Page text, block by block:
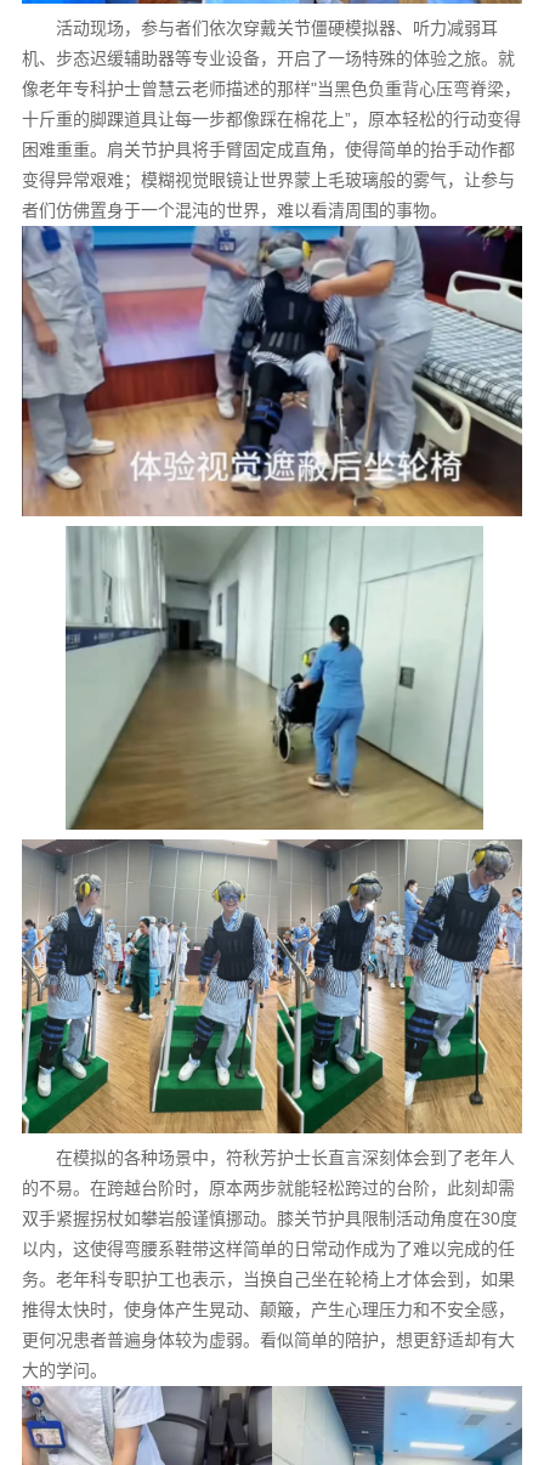
活动现场，参与者们依次穿戴关节僵硬模拟器、听力减弱耳
机、步态迟缓辅助器等专业设备，开启了一场特殊的体验之旅。就
像老年专科护士曾慧云老师描述的那样"当黑色负重背心压弯脊梁，
十斤重的脚踝道具让每一步都像踩在棉花上”，原本轻松的行动变得
困难重重。肩关节护具将手臂固定成直角，使得简单的抬手动作都
变得异常艰难；模糊视觉眼镜让世界蒙上毛玻璃般的雾气，让参与
者们仿佛置身于一个混沌的世界，难以看清周围的事物。
在模拟的各种场景中，符秋芳护士长直言深刻体会到了老年人
的不易。在跨越台阶时，原本两步就能轻松跨过的台阶，此刻却需
双手紧握拐杖如攀岩般谨慎挪动。膝关节护具限制活动角度在30度
以内，这使得弯腰系鞋带这样简单的日常动作成为了难以完成的任
务。老年科专职护工也表示，当换自己坐在轮椅上才体会到，如果
推得太快时，使身体产生晃动、颠簸，产生心理压力和不安全感，
更何况患者普遍身体较为虚弱。看似简单的陪护，想更舒适却有大
大的学问。